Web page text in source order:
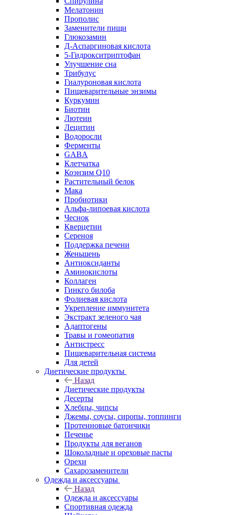
Мелатонин
Прополис
Заменители пищи
Глюкозамин
Д-Аспаргиновая кислота
5-Гидрокситриптофан
Улучшение сна
Трибулус
Гиалуроновая кислота
Пищеварительные энзимы
Куркумин
Биотин
Лютеин
Лецитин
Водоросли
Ферменты
GABA
Клетчатка
Коэнзим Q10
Растительный белок
Мака
Пробиотики
Альфа-липоевая кислота
Чеснок
Кверцетин
Сереноя
Поддержка печени
Женьшень
Антиоксиданты
Аминокислоты
Коллаген
Гинкго билоба
Фолиевая кислота
Укрепление иммунитета
Экстракт зеленого чая
Адаптогены
Травы и гомеопатия
Антистресс
Пищеварительная система
Для детей
Диетические продукты
Назад
Диетические продукты
Десерты
Хлебцы, чипсы
Джемы, соусы, сиропы, топпинги
Протеиновые батончики
Печенье
Продукты для веганов
Шоколадные и ореховые пасты
Орехи
Сахарозаменители
Одежда и аксессуары
Назад
Одежда и аксессуары
Спортивная одежда